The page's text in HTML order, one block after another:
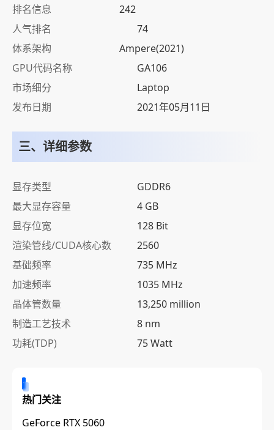
排名信息
242
人气排名
74
体系架构
Ampere(2021)
GPU代码名称
GA106
市场细分
Laptop
发布日期
2021年05月11日
三、详细参数
显存类型
GDDR6
最大显存容量
4 GB
显存位宽
128 Bit
渲染管线/CUDA核心数
2560
基础频率
735 MHz
加速频率
1035 MHz
晶体管数量
13,250 million
制造工艺技术
8 nm
功耗(TDP)
75 Watt
热门关注
GeForce RTX 5060